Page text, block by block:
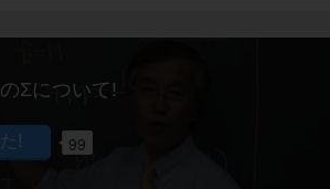
Σについて!
99